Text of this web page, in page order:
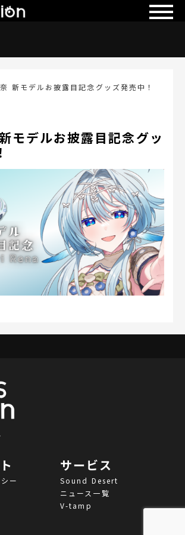
新モデルお披露目記念グッズ発売中！
モデルお披露目記念グッ
ー
サービス
Sound Desert
ニュース一覧
V-tamp